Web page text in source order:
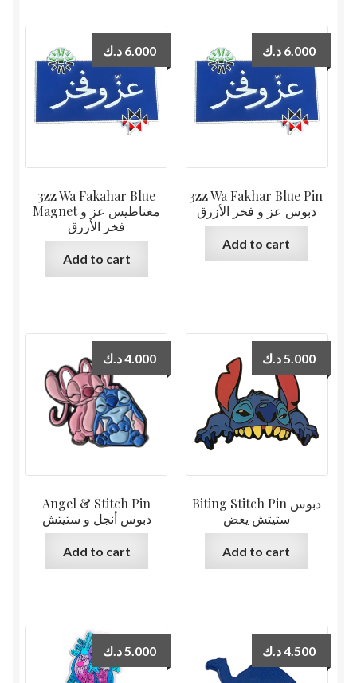
3zz Wa Fakahar Blue
Magnet مغناطيس عز و
فخر الأزرق
6.000 د.ك
Add to cart
3zz Wa Fakhar Blue Pin
دبوس عز و فخر الأزرق
6.000 د.ك
Add to cart
Angel & Stitch Pin
دبوس أنجل و ستيتش
4.000د.ك
Add to cart
Biting Stitch Pin دبوس
ستيتش يعض
5.000 د.ك
Add to cart
5.000 د.ك 4.500د.ك